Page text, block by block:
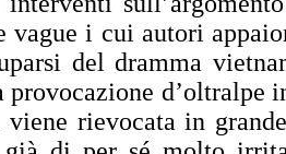
vague i cui autori
del dramma
provocazione d’oltralpe
rievocata in